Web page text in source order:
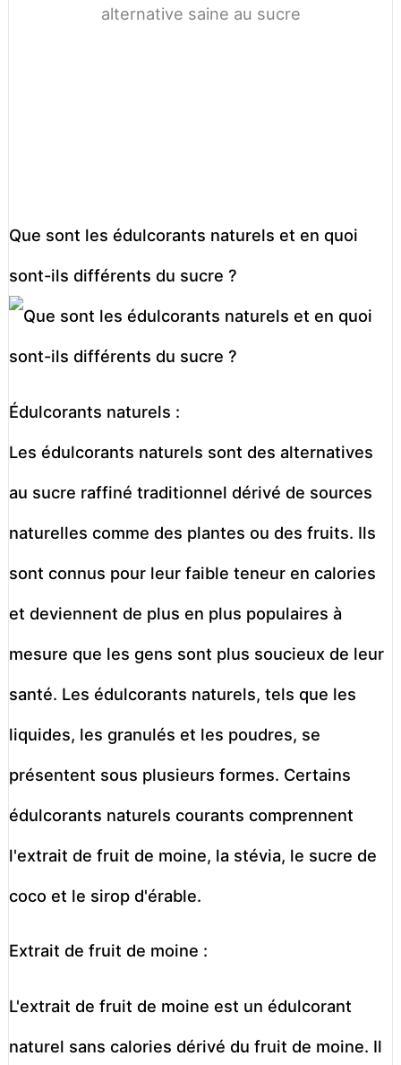
Que sont les édulcorants naturels et en quoi
sont-ils différents du sucre ?
Édulcorants naturels :
Les édulcorants naturels sont des alternatives
au sucre raffiné traditionnel dérivé de sources
naturelles comme des plantes ou des fruits. Ils
sont connus pour leur faible teneur en calories
et deviennent de plus en plus populaires à
mesure que les gens sont plus soucieux de leur
santé. Les édulcorants naturels, tels que les
liquides, les granulés et les poudres, se
présentent sous plusieurs formes. Certains
édulcorants naturels courants comprennent
l'extrait de fruit de moine, la stévia, le sucre de
coco et le sirop d'érable.
Extrait de fruit de moine :
L'extrait de fruit de moine est un édulcorant
naturel sans calories dérivé du fruit de moine. Il